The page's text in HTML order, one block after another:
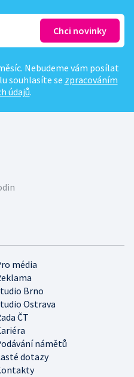
Nebudeme vám posílat
souhlasíte se zpracováním
údajů.